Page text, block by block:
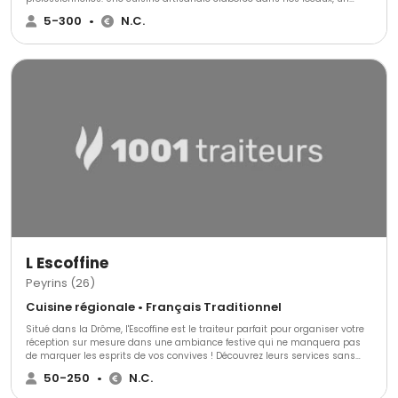
service de grande qualité. Quelque soit le nombre de vos convives nous
assurons un accompagnement personnalisé en fonction de vos attentes.
5-300 • N.C.
L Escoffine
Peyrins (26)
Cuisine régionale • Français Traditionnel
Situé dans la Drôme, l'Escoffine est le traiteur parfait pour organiser votre
réception sur mesure dans une ambiance festive qui ne manquera pas
de marquer les esprits de vos convives ! Découvrez leurs services sans
plus attendre et faites votre choix pour un mariage unique.Situé entre
Grenoble et Lyon, proche de Romans sur Isère, Peyrins a une excellente
50-250 • N.C.